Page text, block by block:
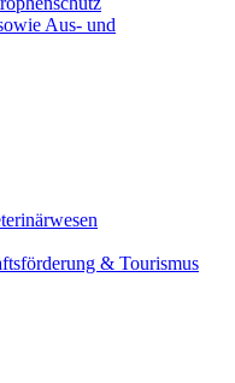
Aus- und
& Tourismus